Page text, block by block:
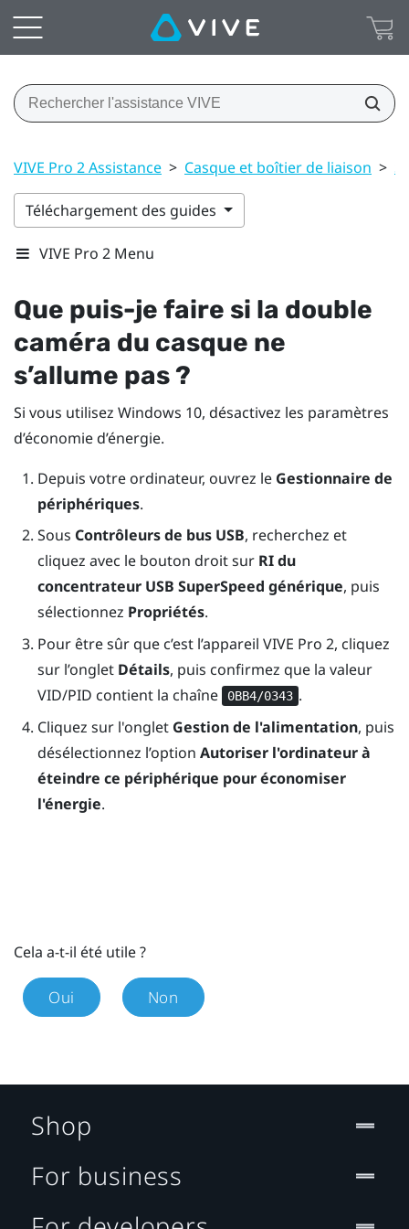
VIVE Pro 2 Assistance > Casque et boîtier de liaison >
Téléchargement des guides
VIVE Pro 2 Menu
Que puis-je faire si la double
caméra du casque ne
s’allume pas ?
Si vous utilisez Windows 10, désactivez les paramètres
d’économie d’énergie.
Depuis votre ordinateur, ouvrez le Gestionnaire de
périphériques.
Sous Contrôleurs de bus USB, recherchez et
cliquez avec le bouton droit sur RI du
concentrateur USB SuperSpeed générique, puis
sélectionnez Propriétés.
Pour être sûr que c’est l’appareil VIVE Pro 2, cliquez
sur l’onglet Détails, puis confirmez que la valeur
VID/PID contient la chaîne
0BB4/0343 .
Cliquez sur l'onglet Gestion de l'alimentation, puis
désélectionnez l’option Autoriser l'ordinateur à
éteindre ce périphérique pour économiser
l'énergie.
Cela a-t-il été utile ?
Oui Non
Shop
For business